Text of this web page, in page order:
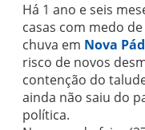
Há 1 ano e seis
casas com medo
chuva em Nova
risco de novos
contenção do
ainda não saiu do
política.